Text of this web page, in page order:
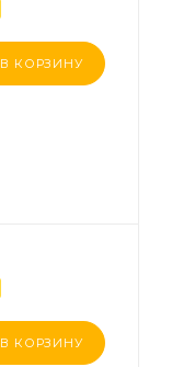
В КОРЗИНУ
В КОРЗИНУ